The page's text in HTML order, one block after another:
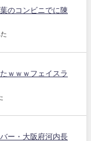
のコンビニでに陳
ｗｗｗフェイスラ
ー・大阪府河内長